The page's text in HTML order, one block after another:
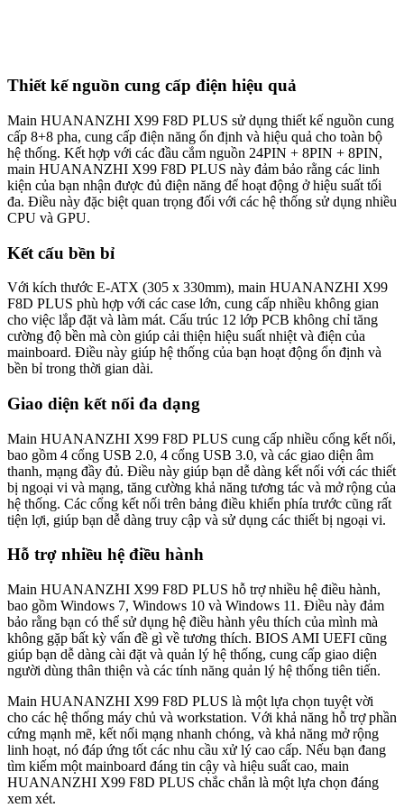
Thiết kế nguồn cung cấp điện hiệu quả
Main HUANANZHI X99 F8D PLUS sử dụng thiết kế nguồn cung
cấp 8+8 pha, cung cấp điện năng ổn định và hiệu quả cho toàn bộ
hệ thống. Kết hợp với các đầu cắm nguồn 24PIN + 8PIN + 8PIN,
main HUANANZHI X99 F8D PLUS này đảm bảo rằng các linh
kiện của bạn nhận được đủ điện năng để hoạt động ở hiệu suất tối
đa. Điều này đặc biệt quan trọng đối với các hệ thống sử dụng nhiều
CPU và GPU.
Kết cấu bền bỉ
Với kích thước E-ATX (305 x 330mm), main HUANANZHI X99
F8D PLUS phù hợp với các case lớn, cung cấp nhiều không gian
cho việc lắp đặt và làm mát. Cấu trúc 12 lớp PCB không chỉ tăng
cường độ bền mà còn giúp cải thiện hiệu suất nhiệt và điện của
mainboard. Điều này giúp hệ thống của bạn hoạt động ổn định và
bền bỉ trong thời gian dài.
Giao diện kết nối đa dạng
Main HUANANZHI X99 F8D PLUS cung cấp nhiều cổng kết nối,
bao gồm 4 cổng USB 2.0, 4 cổng USB 3.0, và các giao diện âm
thanh, mạng đầy đủ. Điều này giúp bạn dễ dàng kết nối với các thiết
bị ngoại vi và mạng, tăng cường khả năng tương tác và mở rộng của
hệ thống. Các cổng kết nối trên bảng điều khiển phía trước cũng rất
tiện lợi, giúp bạn dễ dàng truy cập và sử dụng các thiết bị ngoại vi.
Hỗ trợ nhiều hệ điều hành
Main HUANANZHI X99 F8D PLUS hỗ trợ nhiều hệ điều hành,
bao gồm Windows 7, Windows 10 và Windows 11. Điều này đảm
bảo rằng bạn có thể sử dụng hệ điều hành yêu thích của mình mà
không gặp bất kỳ vấn đề gì về tương thích. BIOS AMI UEFI cũng
giúp bạn dễ dàng cài đặt và quản lý hệ thống, cung cấp giao diện
người dùng thân thiện và các tính năng quản lý hệ thống tiên tiến.
Main HUANANZHI X99 F8D PLUS là một lựa chọn tuyệt vời
cho các hệ thống máy chủ và workstation. Với khả năng hỗ trợ phần
cứng mạnh mẽ, kết nối mạng nhanh chóng, và khả năng mở rộng
linh hoạt, nó đáp ứng tốt các nhu cầu xử lý cao cấp. Nếu bạn đang
tìm kiếm một mainboard đáng tin cậy và hiệu suất cao, main
HUANANZHI X99 F8D PLUS chắc chắn là một lựa chọn đáng
xem xét.